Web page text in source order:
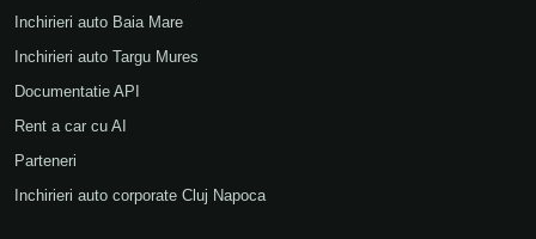
Inchirieri auto Baia Mare
Inchirieri auto Targu Mures
Documentatie API
Rent a car cu AI
Parteneri
Inchirieri auto corporate Cluj Napoca